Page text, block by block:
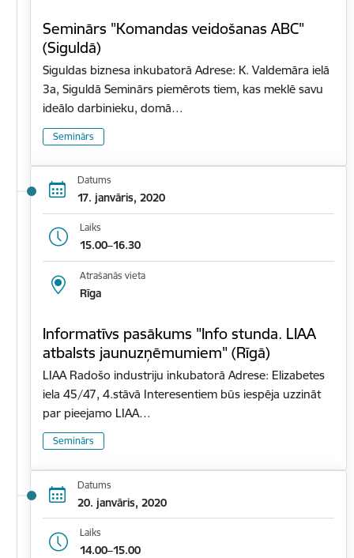
Seminārs "Komandas veidošanas ABC"
(Siguldā)
Siguldas biznesa inkubatorā Adrese: K. Valdemāra ielā
3a, Siguldā Seminārs piemērots tiem, kas meklē savu
ideālo darbinieku, domā…
Seminārs
Datums
17. janvāris, 2020
Laiks
15.00–16.30
Atrašanās vieta
Rīga
Informatīvs pasākums "Info stunda. LIAA
atbalsts jaunuzņēmumiem" (Rīgā)
LIAA Radošo industriju inkubatorā Adrese: Elizabetes
iela 45/47, 4.stāvā Interesentiem būs iespēja uzzināt
par pieejamo LIAA…
Seminārs
Datums
20. janvāris, 2020
Laiks
14.00–15.00